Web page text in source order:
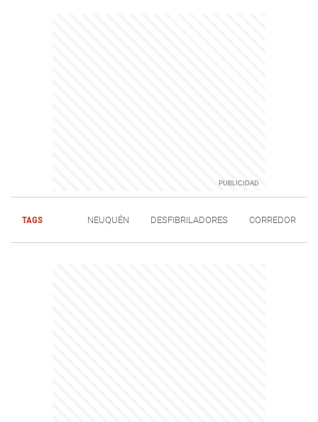
TAGS NEUQUÉN DESFIBRILADORES CORREDOR